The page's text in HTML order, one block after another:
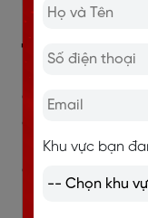
7. Tận dụng
Công nghệ hiện
dụng học tiếng
mọi nơi mà
Các ứng dụng
Memrise hay
Khu vực bạn